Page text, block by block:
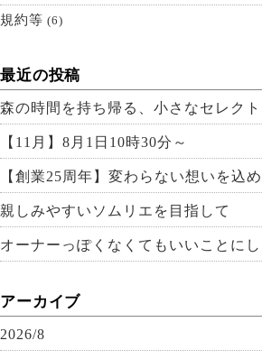
規約等 (6)
最近の投稿
森の時間を持ち帰る、小さなセレク
【11月】8月1日10時30分～
【創業25周年】変わらない想いを込
親しみやすいソムリエを目指して
オーナーっぽくなくてもいいことにし
アーカイブ
2026/8